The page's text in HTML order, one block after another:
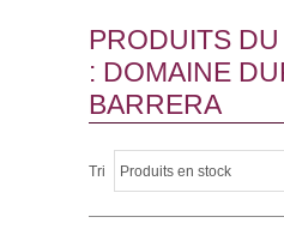
PRODUITS
: DOMAINE
BARRERA
Tri